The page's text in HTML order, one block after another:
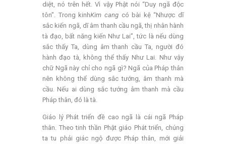
diệt, nó trên hết. Vì vậy Phật nói “Duy ngã độc
tôn”. Trong kinhKim cangcó bài kệ “Nhược dĩ
sắc kiến ngã, dĩ âm thanh cầu ngã, thị nhân hành
tà đạo, bất năng kiến Như Lai”, tức là nếu dùng
sắc thấy Ta, dùng âm thanh cầu Ta, người đó
hành đạo tà, không thể thấy Như Lai. Như vậy
chữ Ngã này chỉ cho ngã gì? Ngã của Pháp thân
nên không thể dùng sắc tướng, âm thanh mà
cầu. Nếu ai dùng sắc tướng âm thanh mà cầu
Pháp thân, đó là tà.
Giáo lý Phát triển đề cao ngã là cái ngã Pháp
thân. Theo tinh thần Phật giáo Phát triển, chúng
ta tu phải giác ngộ được Pháp thân, mới giải